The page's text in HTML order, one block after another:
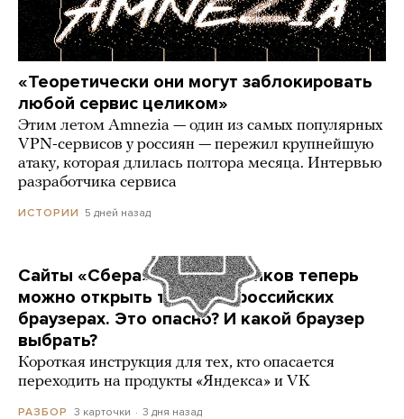
«Теоретически они могут заблокировать
любой сервис целиком»
Этим летом Amnezia — один из самых популярных
VPN-сервисов у россиян — пережил крупнейшую
атаку, которая длилась полтора месяца. Интервью
разработчика сервиса
ИСТОРИИ 5 дней назад
Сайты «Сбера» и других банков теперь
можно открыть только в российских
браузерах. Это опасно? И какой браузер
выбрать?
Короткая инструкция для тех, кто опасается
переходить на продукты «Яндекса» и VK
РАЗБОР 3 карточки 3 дня назад